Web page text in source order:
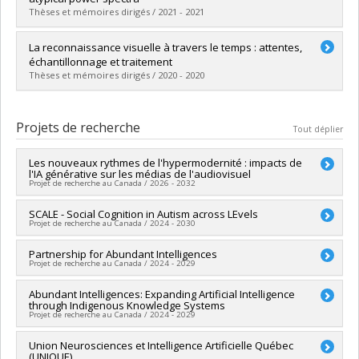
Thèses et mémoires dirigés / 2021 - 2021
Diplômé(e) :Nest, Timothy
Cycle :Maîtrise
Diplôme obtenu :M. Sc.
Lien vers le document dans Papyrus
La reconnaissance visuelle à travers le temps : attentes,
échantillonnage et traitement
Thèses et mémoires dirigés / 2020 - 2020
Cycle : Doctorat
Diplôme obtenu :Ph. D.
Lien vers le document dans Papyrus
Projets de recherche Tout déplier
Les nouveaux rythmes de l'hypermodernité : impacts de
l'IA générative sur les médias de l'audiovisuel
Projet de recherche au Canada / 2026 - 2032
Chercheur principal :André Gaudreault
Co-chercheurs :Richard Bégin,Karim Jerbi
Pierre,Fatiha Sadat,Sorelle Audrey Kamkuimo Kengne
Sources de financement :CRSH/Conseil de recherches en
sciences humaines du Canada
SCALE - Social Cognition in Autism across LEvels
Projet de recherche au Canada / 2024 - 2030
Sources de financement :IRSC/Instituts de recherche en
santé du Canada
Programmes de subvention :PVXXXXXX-(PJT) Subvention
Projet
Partnership for Abundant Intelligences
Projet de recherche au Canada / 2024 - 2029
Chercheur principal :Jason Lewis
Co-chercheurs :Karim Jerbi
Sources de financement :
Programmes de subvention :PV128152-Subvention de
Abundant Intelligences: Expanding Artificial Intelligence
through Indigenous Knowledge Systems
Projet de recherche au Canada / 2024 - 2029
Chercheur principal :Jason Lewis
Union Neurosciences et Intelligence Artificielle Québec